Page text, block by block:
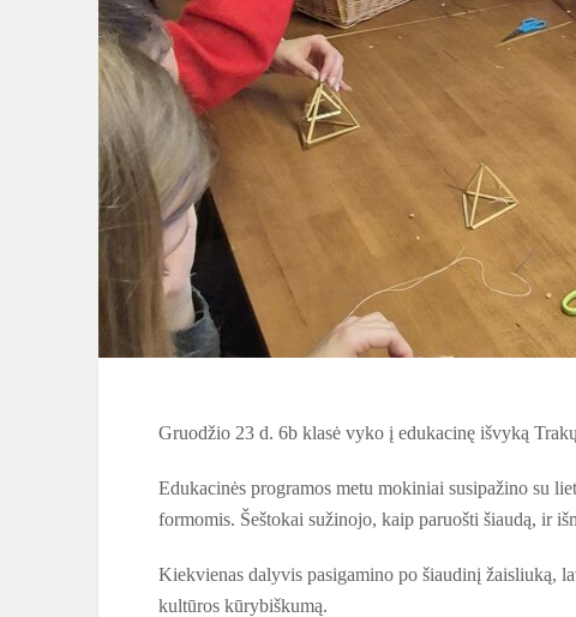
Gruodžio 23 d. 6b klasė vyko į edukacinę išvyką
Edukacinės programos metu mokiniai susipažino su
formomis. Šeštokai sužinojo, kaip paruošti šiaudą, ir
Kiekvienas dalyvis pasigamino po šiaudinį žaisliuką,
kultūros kūrybiškumą.